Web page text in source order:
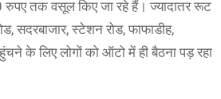
तक वसूल किए जा रहे हैं। ज्यादातर रूट
सदरबाजार, स्टेशन रोड, फाफाडीह,
के लिए लोगों को ऑटो में ही बैठना पड़ रहा